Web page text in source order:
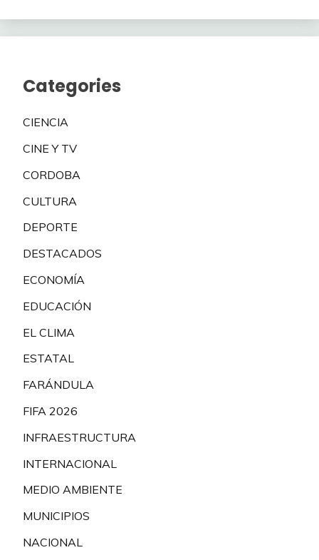
Categories
CIENCIA
CINE Y TV
CORDOBA
CULTURA
DEPORTE
DESTACADOS
ECONOMÍA
EDUCACIÓN
EL CLIMA
ESTATAL
FARÁNDULA
FIFA 2026
INFRAESTRUCTURA
INTERNACIONAL
MEDIO AMBIENTE
MUNICIPIOS
NACIONAL